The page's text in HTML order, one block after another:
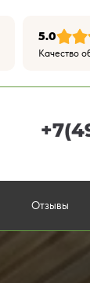
5.0
Качество
Отзывы